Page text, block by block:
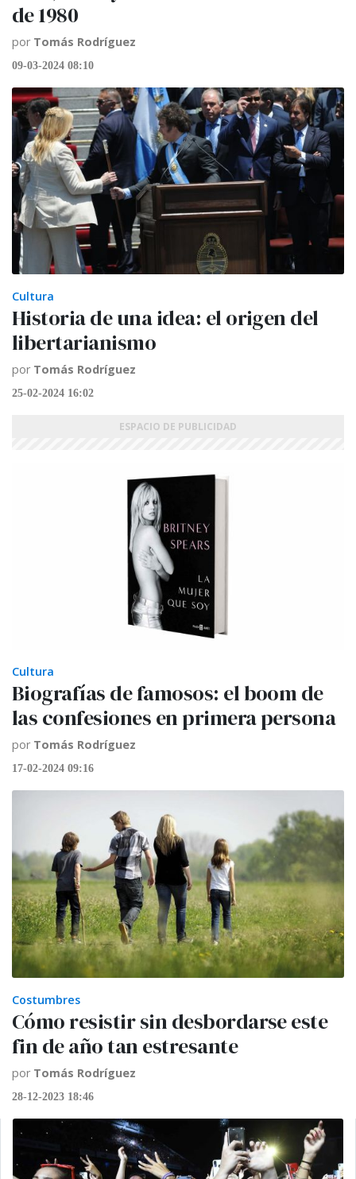
de 1980
por Tomás Rodríguez
09-03-2024 08:10
Cultura
Historia de una idea: el origen del
libertarianismo
por Tomás Rodríguez
25-02-2024 16:02
Cultura
Biografías de famosos: el boom de
las confesiones en primera persona
por Tomás Rodríguez
17-02-2024 09:16
Costumbres
Cómo resistir sin desbordarse este
fin de año tan estresante
por Tomás Rodríguez
28-12-2023 18:46